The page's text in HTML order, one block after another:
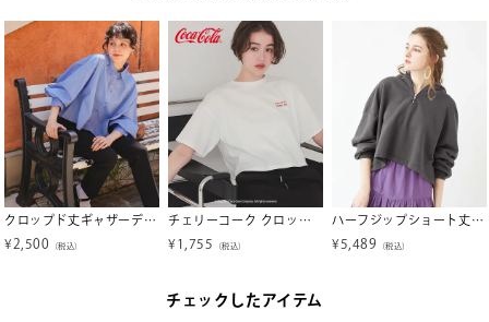
クロップド丈ギャザーデザインシャツ
¥ 2,500 （税込）
チェリーコーク クロップドTシャツ【メール便可／90】
¥ 1,755 （税込）
ハーフジップショート丈パーカー
¥ 5,489 （税込）
チェックしたアイテム